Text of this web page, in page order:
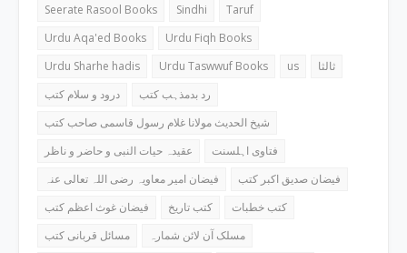
Seerate Rasool Books
Sindhi
Taruf
Urdu Aqa'ed Books
Urdu Fiqh Books
Urdu Sharhe hadis
Urdu Taswwuf Books us
ثالثا
درود و سلام کتب
رد بدمذہب کتب
شیخ الحدیث مولانا غلام رسول قاسمی صاحب کتب
عقیدہ حیات النبی و حاضر و ناظر
فتاوی اہلسنت
فیضان امیر معاویہ رضی اللہ تعالی عنہ
فیضان صدیق اکبر کتب
فیضان غوث اعظم کتب
کتب تاریخ
کتب خطبات
مسائل قربانی کتب
مسلک آن لائن شمارہ